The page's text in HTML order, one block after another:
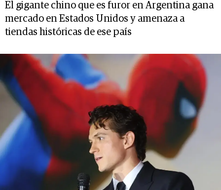
El gigante chino que es furor en Argentina gana
mercado en Estados Unidos y amenaza a
tiendas históricas de ese país